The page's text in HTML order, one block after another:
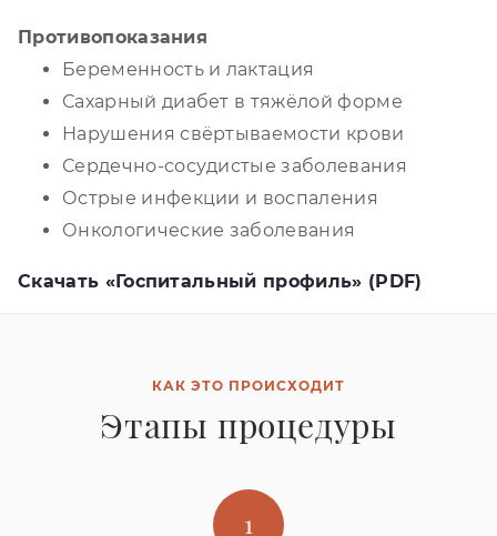
Противопоказания
Беременность и лактация
Сахарный диабет в тяжёлой форме
Нарушения свёртываемости крови
Сердечно-сосудистые заболевания
Острые инфекции и воспаления
Онкологические заболевания
Скачать «Госпитальный профиль» (PDF)
КАК ЭТО ПРОИСХОДИТ
Этапы процедуры
1